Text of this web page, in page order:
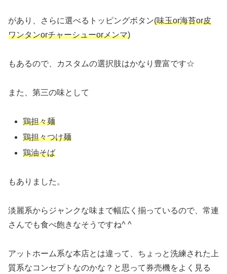
があり、さらに選べるトッピングボタン(味玉or海苔or皮
ワンタンorチャーシューorメンマ)
もあるので、カスタムの選択肢はかなり豊富です☆
また、第三の味として
鶏担々麺
鶏担々つけ麺
鶏油そば
もありました。
淡麗系からジャンクな味まで幅広く揃っているので、常連
さんでも食べ飽きなそうですね^ ^
アットホーム系な本店とは違って、ちょっと洗練された上
質系なコンセプトなのかな？と思って券売機をよく見る